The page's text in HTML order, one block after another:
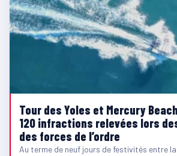
Tour des Yoles et Mercury
120 infractions relevées lors
des forces de l’ordre
Au terme de neuf jours de festivités entre